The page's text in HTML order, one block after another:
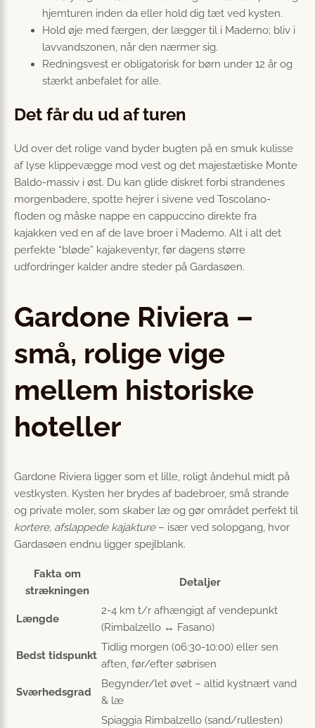
hjemturen inden da eller hold dig tæt ved kysten.
Hold øje med færgen, der lægger til i Maderno; bliv i
lavvandszonen, når den nærmer sig.
Redningsvest er obligatorisk for børn under 12 år og
stærkt anbefalet for alle.
Det får du ud af turen
Ud over det rolige vand byder bugten på en smuk kulisse
af lyse klippevægge mod vest og det majestætiske Monte
Baldo-massiv i øst. Du kan glide diskret forbi strandenes
morgenbadere, spotte hejrer i sivene ved Toscolano-
floden og måske nappe en cappuccino direkte fra
kajakken ved en af de lave broer i Maderno. Alt i alt det
perfekte “bløde” kajakeventyr, før dagens større
udfordringer kalder andre steder på Gardasøen.
Gardone Riviera –
små, rolige vige
mellem historiske
hoteller
Gardone Riviera ligger som et lille, roligt åndehul midt på
vestkysten. Kysten her brydes af badebroer, små strande
og private moler, som skaber læ og gør området perfekt til
kortere, afslappede kajakture– især ved solopgang, hvor
Gardasøen endnu ligger spejlblank.
Fakta om
strækningen
Detaljer
Længde
2-4 km t/r afhængigt af vendepunkt
(Rimbalzello ↔ Fasano)
Bedst tidspunkt
Tidlig morgen (06:30-10:00) eller sen
aften, før/efter søbrisen
Sværhedsgrad
Begynder/let øvet – altid kystnært vand
& læ
Spiaggia Rimbalzello (sand/rullesten)